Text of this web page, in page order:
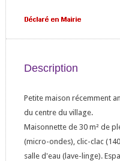
Description
Petite maison récemment
du centre du village.
Maisonnette de 30 m² de
(micro-ondes), clic-clac
salle d'eau (lave-linge).